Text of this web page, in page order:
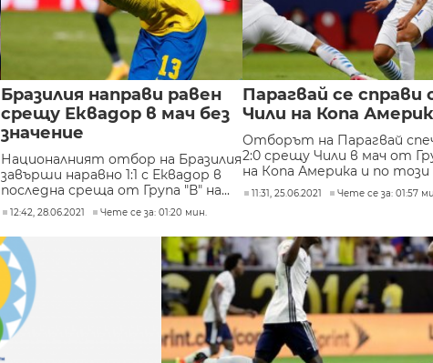
Бразилия направи равен
срещу Еквадор в мач без
значение
Националният отбор на Бразилия
завърши наравно 1:1 с Еквадор в
последна среща от Група "В" на...
12:42, 28.06.2021 Чете се за: 01:20 мин.
Парагвай се справи
Чили на Копа
Отборът на Парагвай
2:0 срещу Чили в мач от
на Копа Америка и по този
11:31, 25.06.2021 Чете се за: 01:57